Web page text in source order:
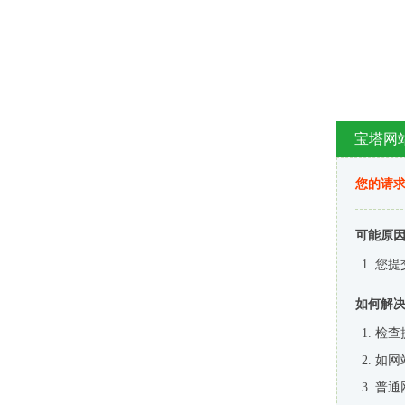
宝塔网
您的请
可能原
您提
如何解
检查
如网
普通